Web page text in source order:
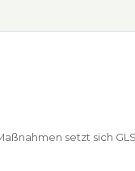
setzt sich